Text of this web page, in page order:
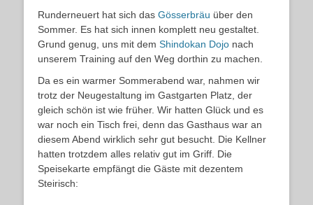
Runderneuert hat sich das Gösserbräu über den
Sommer. Es hat sich innen komplett neu gestaltet.
Grund genug, uns mit dem Shindokan Dojo nach
unserem Training auf den Weg dorthin zu machen.
Da es ein warmer Sommerabend war, nahmen wir
trotz der Neugestaltung im Gastgarten Platz, der
gleich schön ist wie früher. Wir hatten Glück und es
war noch ein Tisch frei, denn das Gasthaus war an
diesem Abend wirklich sehr gut besucht. Die Kellner
hatten trotzdem alles relativ gut im Griff. Die
Speisekarte empfängt die Gäste mit dezentem
Steirisch: